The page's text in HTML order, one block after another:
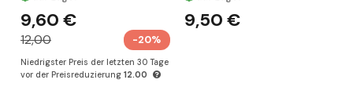
el
9,60 €
12,00 -20%
Niedrigster Preis der letzten 30 Tage
vor der Preisreduzierung 12.00
9,50 €